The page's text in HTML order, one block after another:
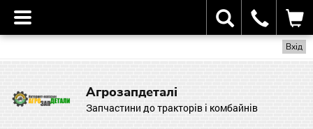
Вхід
Агрозапдеталі
Запчастини до тракторів і комбайнів